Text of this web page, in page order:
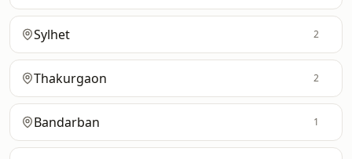
Sylhet 2
Thakurgaon 2
Bandarban 1